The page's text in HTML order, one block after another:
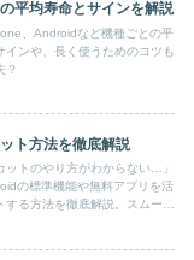
平均寿命とサインを解説
、Androidなど機種ごとの平
ンや、長く使うためのコツも
？
ト方法を徹底解説
ットのやり方がわからない…」
の標準機能や無料アプリを活
する方法を徹底解説。スムーズ